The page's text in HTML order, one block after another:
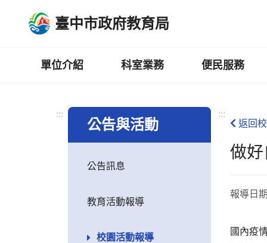
臺中市政府教育局
單位介紹 科室業務 便民服務
:::
公告與活動
公告訊息
教育活動報導
校園活動報導
:::
返回
做
報導日
國內疫